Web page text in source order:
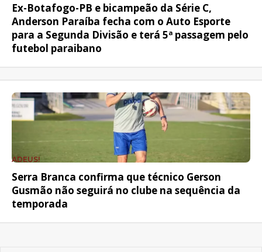
Ex-Botafogo-PB e bicampeão da Série C,
Anderson Paraíba fecha com o Auto Esporte
para a Segunda Divisão e terá 5ª passagem pelo
futebol paraibano
ADEUS!
Serra Branca confirma que técnico Gerson
Gusmão não seguirá no clube na sequência da
temporada